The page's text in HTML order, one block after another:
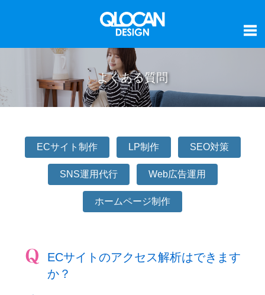
よくある質問
ECサイト制作 LP制作 SEO対策
SNS運用代行 Web広告運用
ホームページ制作
ECサイトのアクセス解析はできます
か？